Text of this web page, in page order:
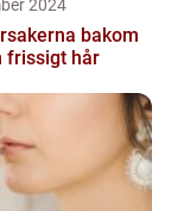
2024
bakom
frissigt hår